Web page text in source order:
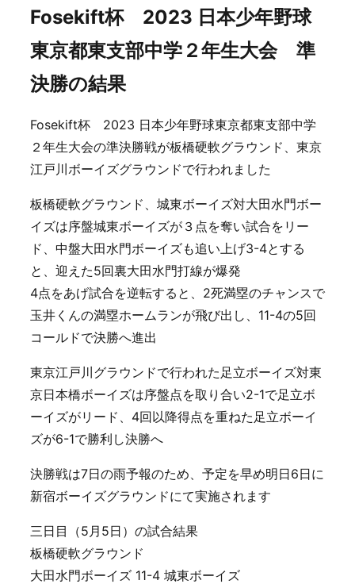
Fosekift杯 2023 日本少年野球
東京都東支部中学２年生大会 準
決勝の結果
Fosekift杯 2023 日本少年野球東京都東支部中学
２年生大会の準決勝戦が板橋硬軟グラウンド、東京
江戸川ボーイズグラウンドで行われました
板橋硬軟グラウンド、城東ボーイズ対大田水門ボー
イズは序盤城東ボーイズが３点を奪い試合をリー
ド、中盤大田水門ボーイズも追い上げ3-4とする
と、迎えた5回裏大田水門打線が爆発
4点をあげ試合を逆転すると、2死満塁のチャンスで
玉井くんの満塁ホームランが飛び出し、11-4の5回
コールドで決勝へ進出
東京江戸川グラウンドで行われた足立ボーイズ対東
京日本橋ボーイズは序盤点を取り合い2-1で足立ボ
ーイズがリード、4回以降得点を重ねた足立ボーイ
ズが6-1で勝利し決勝へ
決勝戦は7日の雨予報のため、予定を早め明日6日に
新宿ボーイズグラウンドにて実施されます
三日目（5月5日）の試合結果
板橋硬軟グラウンド
大田水門ボーイズ 11-4 城東ボーイズ